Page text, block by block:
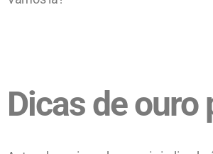
Dicas de ouro